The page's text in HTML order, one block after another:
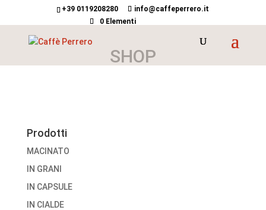
+39 0119208280
info@caffeperrero.it
0 Elementi
SHOP
Prodotti
MACINATO
IN GRANI
IN CAPSULE
IN CIALDE